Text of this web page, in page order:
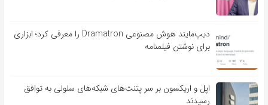
دیپ‌مایند هوش مصنوعی Dramatron را معرفی کرد؛ ابزاری
برای نوشتن فیلمنامه
اپل و اریکسون بر سر پتنت‌های شبکه‌های سلولی به توافق
رسیدند